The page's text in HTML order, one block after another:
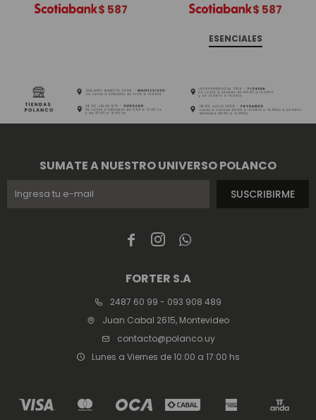
$ 587 $ 587
ESENCIALES
  
FORTER S.A
2487 60 99 - 093 908 489
Juan Cabal 2615, Montevideo
contacto@polanco.uy
Lunes a Viernes de 10:00 a 17:00 hs
SUMATE A NUESTRO UNIVERSO POLANCO
SUSCRIBIRME